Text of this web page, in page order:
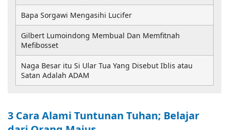
3 Cara Alami Tuntunan Tuhan; Belajar
Bapa Sorgawi Mengasihi Lucifer
Gilbert Lumoindong Membual Dan Memfitnah
Mefibosset
Naga Besar itu Si Ular Tua Yang Disebut Iblis atau
Satan Adalah ADAM